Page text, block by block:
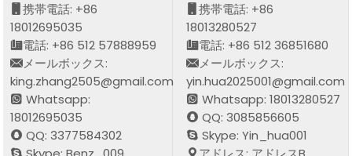
携帯電話: +86
18012695035
電話: +86 512 57888959
メールボックス:
king.zhang2505@gmail.com
Whatsapp:
18012695035
QQ: 3377584302
携帯電話: +86
18013280527
電話: +86 512 36851680
メールボックス:
yin.hua2025001@gmail.com
Whatsapp: 18013280527
QQ: 3085856605
Skype: Yin_hua001